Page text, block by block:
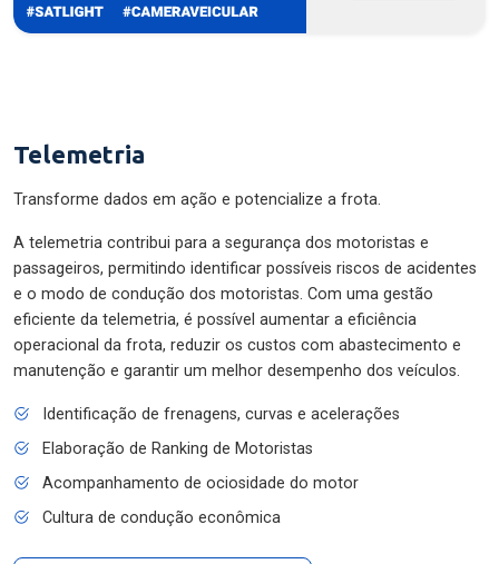
Telemetria
Transforme dados em ação e potencialize a frota.
A telemetria contribui para a segurança dos motoristas e
passageiros, permitindo identificar possíveis riscos de acidentes
e o modo de condução dos motoristas. Com uma gestão
eficiente da telemetria, é possível aumentar a eficiência
operacional da frota, reduzir os custos com abastecimento e
manutenção e garantir um melhor desempenho dos veículos.
Identificação de frenagens, curvas e acelerações
Elaboração de Ranking de Motoristas
Acompanhamento de ociosidade do motor
Cultura de condução econômica